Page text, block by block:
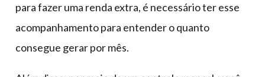
para fazer uma renda extra, é necessário ter esse
acompanhamento para entender o quanto
consegue gerar por mês.